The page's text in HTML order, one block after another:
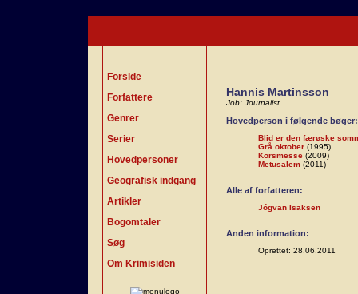
Forside
Forfattere
Genrer
Serier
Hovedpersoner
Geografisk indgang
Artikler
Bogomtaler
Søg
Om Krimisiden
Hannis Martinsson
Job: Journalist
Hovedperson i følgende bøger:
Blid er den færøske
Grå oktober (1995)
Korsmesse (2009)
Metusalem (2011)
Alle af forfatteren:
Jógvan Isaksen
Anden information:
Oprettet: 28.06.2011